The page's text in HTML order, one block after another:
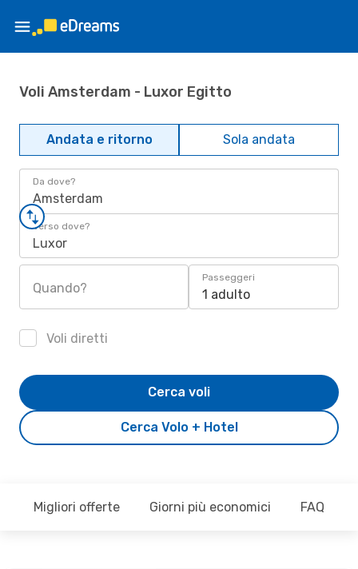
Voli Amsterdam - Luxor Egitto
Andata e ritorno Sola andata
Da dove?
Amsterdam
Verso dove?
Luxor
Quando?
Passeggeri
1 adulto
Voli diretti
Cerca Volo + Hotel
Cerca voli
Migliori offerte Giorni più economici FAQ